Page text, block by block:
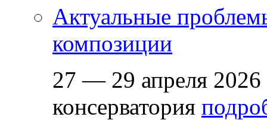
Актуальные
композиции
27 — 29 апреля 2026
консерватория